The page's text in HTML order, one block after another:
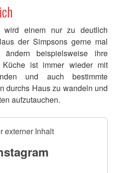
wird einem nur zu deutlich
der Simpsons gerne mal
ändern beispielsweise ihre
ist immer wieder mit
und auch bestimmte
durchs Haus zu wandeln und
aufzutauchen.
externer Inhalt